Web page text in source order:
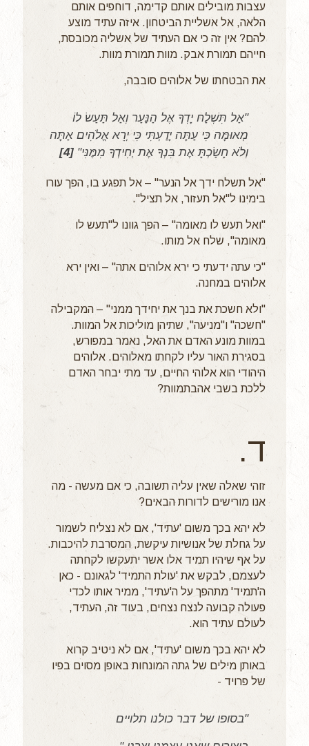
עצבות מובילים אותם קדימה, דוחפים אותם
הלאה, אל אשליית הביטחון. איזה עתיד מוצע
להם? אין זה כי אם העתיד של אשליה מכובסת,
חייהם תמורת אבק. מוות תמורת מוות.
את הבטחתו של אלוהים סובבה,
"אַל תִּשְׁלַח יָדְךָ אֶל הַנַּעַר וְאַל תַּעַשׂ לוֹ
מְאוּמָּה כִּי עַתָּה יָדַעְתִּי כִּי יְרֵא אֱלֹהִים אַתָּה
וְלֹא חָשַׂכְתָּ אֶת בִּנְךָ אֶת יְחִידְךָ מִמֶּנִּי" [4]
"אל תשלח ידך אל הנער" – אל תפגע בו, הפך עורו
בימינו ל"אל תעזור, אל תציל".
"ואל תעש לו מאומה" – הפך גוונו ל"תעש לו
מאומה", שלח אל מותו.
"כי עתה ידעתי כי ירא אלוהים אתה" – ואין ירא
אלוהים במחנה.
"ולא חשכת את בנך את יחידך ממני" – המקבילה
"חשכה" ו"מניעה", שתיהן מוליכות אל המוות.
במוות מונע האדם את האל, נאמר במפורש,
בסגירת האור עליו לקחתו מאלוהים. אלוהים
היהודי הוא אלוהי החיים, עד מתי יבחר האדם
ללכת בשבי אהבתמוות?
ד.
זוהי שאלה שאין עליה תשובה, כי אם מעשה - מה
אנו מורישים לדורות הבאים?
לא יהא בכך משום 'עתיד', אם לא נצליח לשמור
על גחלת של אנושיות עיקשת, המסרבת להיכבות.
על אף שיהיו תמיד אלו אשר יתעקשו לקחתה
לעצמם, לבקש את 'עולת התמיד' לגאונם - כאן
ה'תמיד' מתהפך על ה'עתיד', ממיר אותו לכדי
פעולה קבועה לנצח נצחים, בעוד זה, העתיד,
לעולם עתיד הוא.
לא יהא בכך משום 'עתיד', אם לא ניטיב קרוא
באותן מילים של גתה המונחות באופן מסוים בפיו
של פרויד -
"בסופו של דבר כולנו תלויים